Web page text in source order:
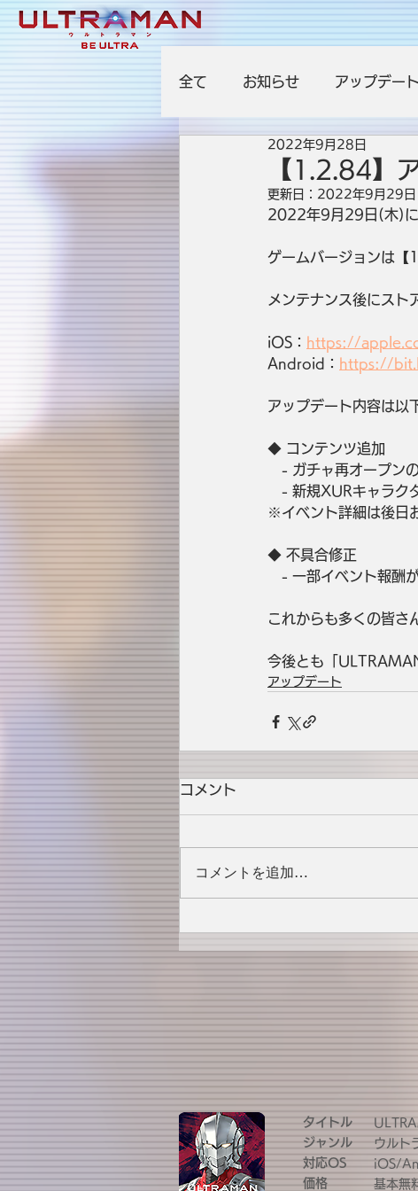
全て お知らせ アップデート
【1.2.84】
2022年9月28日
更新日： 2022年9月29日
2022年9月29日(木)に
ゲームバージョンは【
メンテナンス後にスト
iOS： https://
Android： https://
アップデート内容は以
◆ コンテンツ追加
- ガチャ再オープン
- 新規XURキャラク
※イベント詳細は後日
◆ 不具合修正
- 一部イベント報酬
これからも多くの皆さ
今後とも「
アップデート
コメント
コメントを追加…
タイトル
ジャンル
対応OS
価格
ウルト
iOS/
基本無